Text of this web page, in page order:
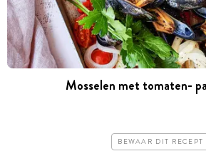
Mosselen met tomaten-
BEWAAR DIT RECEPT